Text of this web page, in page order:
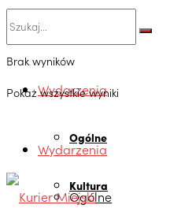
Brak wyników
Pokaż wszystkie wyniki
Wydarzenia
Ogólne
Kultura
Wydarzenia
Ogólne